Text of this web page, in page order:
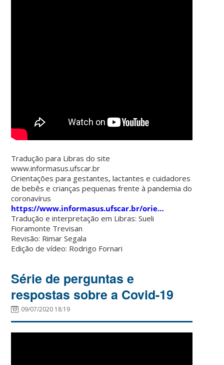
Tradução para Libras do site
www.informasus.ufscar.br
Orientações para gestantes, lactantes e cuidadores
de bebês e crianças pequenas frente à pandemia do
coronavírus
https://www.informasus.ufscar.br/orie…
Tradução e interpretação em Libras: Sueli
Fioramonte Trevisan
Revisão: Rimar Segala
Edição de vídeo: Rodrigo Fornari
Série de perguntas e
respostas sobre a Covid-19
09/07/2020 18:19